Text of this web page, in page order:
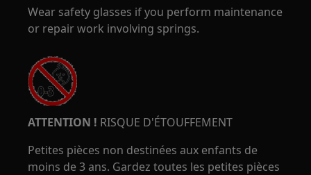
Wear safety glasses if you perform maintenance
or repair work involving springs.
ATTENTION ! RISQUE D'ÉTOUFFEMENT
Petites pièces non destinées aux enfants de
moins de 3 ans. Gardez toutes les petites pièces